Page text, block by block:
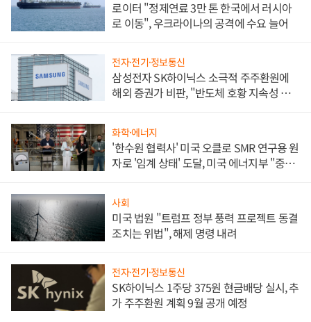
로이터 "정제연료 3만 톤 한국에서 러시아
로 이동", 우크라이나의 공격에 수요 늘어
전자·전기·정보통신
삼성전자 SK하이닉스 소극적 주주환원에
해외 증권가 비판, "반도체 호황 지속성 의
화학·에너지
'한수원 협력사' 미국 오클로 SMR 연구용 원
자로 '임계 상태' 도달, 미국 에너지부 "중요
사회
미국 법원 "트럼프 정부 풍력 프로젝트 동결
조치는 위법", 해제 명령 내려
전자·전기·정보통신
SK하이닉스 1주당 375원 현금배당 실시, 추
가 주주환원 계획 9월 공개 예정